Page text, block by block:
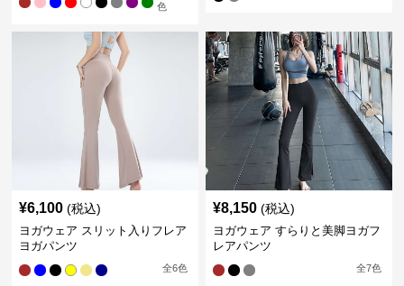
色
¥6,100 (税込)
ヨガウェア スリット入りフレア
ヨガパンツ
全6色
¥8,150 (税込)
ヨガウェア すらりと美脚ヨガフ
レアパンツ
全7色